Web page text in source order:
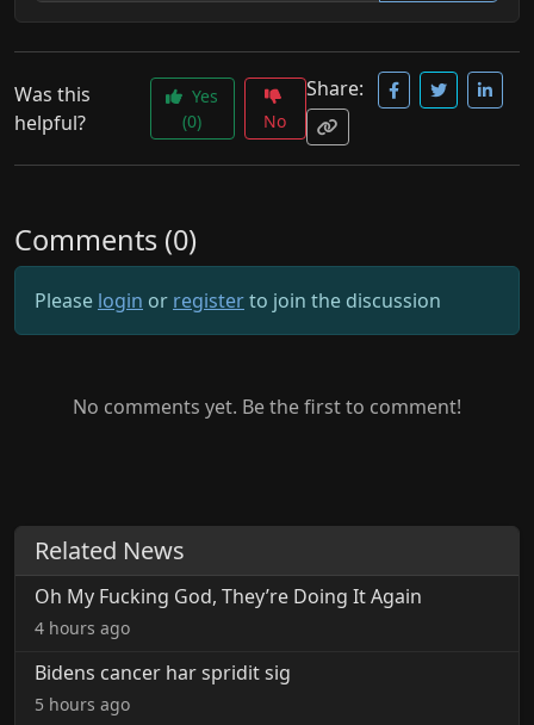
Was this
helpful?
Yes
(0)
No
Share:
Comments (0)
Please login or registerto join the discussion
No comments yet. Be the first to comment!
Related News
Oh My Fucking God, They’re Doing It Again
4 hours ago
Bidens cancer har spridit sig
5 hours ago